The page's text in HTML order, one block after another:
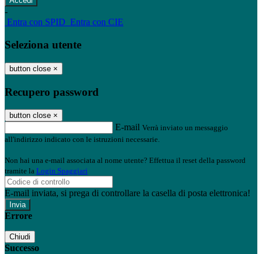
-
Entra con SPID Entra con CIE
Seleziona utente
button close ×
Recupero password
button close ×
E-mail Verrà inviato un messaggio
all'indirizzo indicato con le istruzioni necessarie.
Non hai una e-mail associata al nome utente? Effettua il reset della password
tramite la Login Spaggiari
E-mail inviata, si prega di controllare la casella di posta elettronica!
Errore
Chiudi
Successo